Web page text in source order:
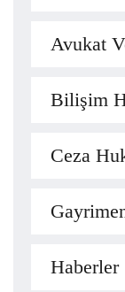
Avukat
Bilişim
Ceza
Haberler